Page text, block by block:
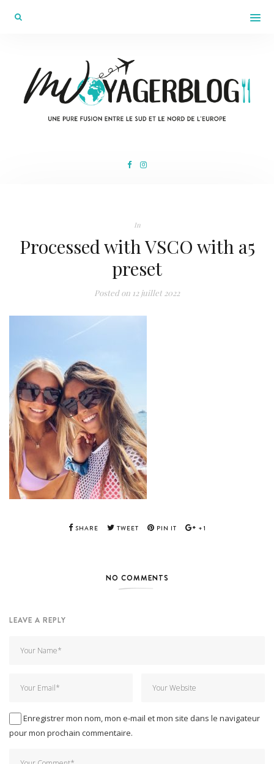
In
Processed with VSCO with a5
preset
Posted on 12 juillet 2022
SHARE TWEET PIN IT +1
NO COMMENTS
LEAVE A REPLY
Enregistrer mon nom, mon e-mail et mon site dans le navigateur
pour mon prochain commentaire.